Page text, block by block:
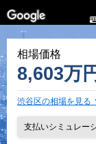
相場価格
8,603万
渋谷区の相場を見る
支払いシミュレー